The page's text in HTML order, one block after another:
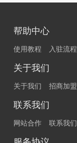
帮助中心
使用教程 入驻流程
关于我们
关于我们 招商加盟
联系我们
网站合作 联系我们